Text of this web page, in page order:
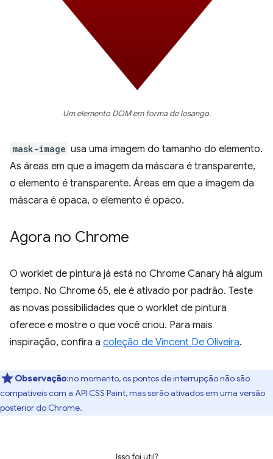
Um elemento DOM em forma de losango.
mask-image usa uma imagem do tamanho do elemento.
As áreas em que a imagem da máscara é transparente,
o elemento é transparente. Áreas em que a imagem da
máscara é opaca, o elemento é opaco.
Agora no Chrome
O worklet de pintura já está no Chrome Canary há algum
tempo. No Chrome 65, ele é ativado por padrão. Teste
as novas possibilidades que o worklet de pintura
oferece e mostre o que você criou. Para mais
inspiração, confira a coleção de Vincent De Oliveira.
Observação:no momento, os pontos de interrupção não são
compatíveis com a API CSS Paint, mas serão ativados em uma versão
posterior do Chrome.
Isso foi útil?